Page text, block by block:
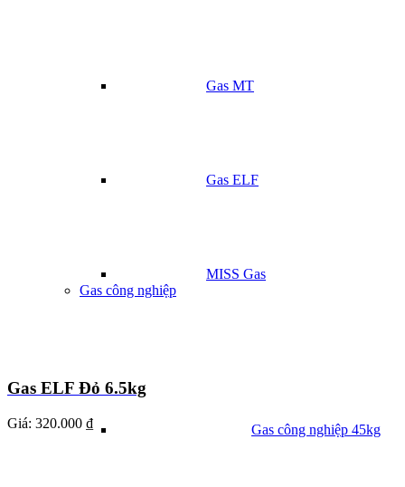
Gas MT
Gas ELF
MISS Gas
Gas công nghiệp
Gas công nghiệp 45kg
Gas ELF Đỏ 6.5kg
Giá: 320.000 ₫